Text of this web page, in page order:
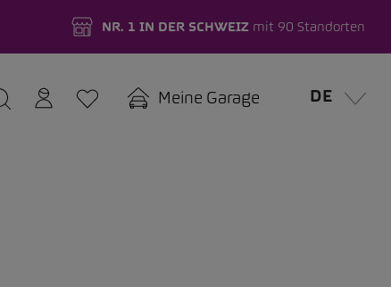
NR. 1 IN DER SCHWEIZmit 90 Standorten
Meine Garage DE